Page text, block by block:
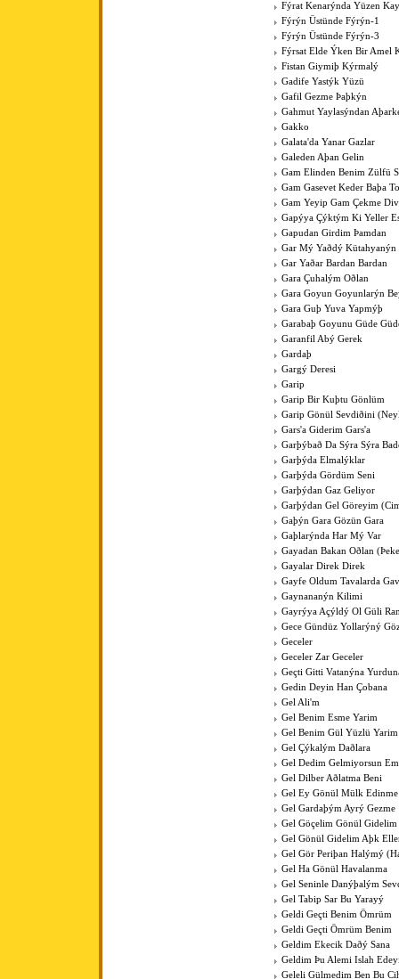
Fýrat Kenarýnda Yüzen
Fýrýn Üstünde Fýrýn-1
Fýrýn Üstünde Fýrýn-3
Fýrsat Elde Ýken Bir Amel
Fistan Giymiþ Kýrmalý
Gadife Yastýk Yüzü
Gafil Gezme Þaþkýn
Gahmut Yaylasýndan
Gakko
Galata'da Yanar Gazlar
Galeden Aþan Gelin
Gam Elinden Benim Zülfü
Gam Gasevet Keder Baþa
Gam Yeyip Gam Çekme
Gapýya Çýktým Ki Yeller
Gapudan Girdim Þamdan
Gar Mý Yaðdý Kütahyanýn
Gar Yaðar Bardan Bardan
Gara Çuhalým Oðlan
Gara Goyun Goyunlarýn
Gara Guþ Yuva Yapmýþ
Garabaþ Goyunu Güde
Garanfil Abý Gerek
Gardaþ
Gargý Deresi
Garip
Garip Bir Kuþtu Gönlüm
Garip Gönül Sevdiðini
Gars'a Giderim Gars'a
Garþýbað Da Sýra Sýra
Garþýda Elmalýklar
Garþýda Gördüm Seni
Garþýdan Gaz Geliyor
Garþýdan Gel Göreyim
Gaþýn Gara Gözün Gara
Gaþlarýnda Har Mý Var
Gayadan Bakan Oðlan
Gayalar Direk Direk
Gayfe Oldum Tavalarda
Gaynananýn Kilimi
Gayrýya Açýldý Ol Güli
Gece Gündüz Yollarýný
Geceler
Geceler Zar Geceler
Geçti Gitti Vatanýna
Gedin Deyin Han Çobana
Gel Ali'm
Gel Benim Esme Yarim
Gel Benim Gül Yüzlü Yarim
Gel Çýkalým Daðlara
Gel Dedim Gelmiyorsun
Gel Dilber Aðlatma Beni
Gel Ey Gönül Mülk
Gel Gardaþým Ayrý Gezme
Gel Göçelim Gönül Gidelim
Gel Gönül Gidelim Aþk
Gel Gör Periþan Halýmý
Gel Ha Gönül Havalanma
Gel Seninle Danýþalým
Gel Tabip Sar Bu Yarayý
Geldi Geçti Benim Ömrüm
Geldi Geçti Ömrüm Benim
Geldim Ekecik Daðý Sana
Geldim Þu Alemi Islah
Geleli Gülmedim Ben Bu